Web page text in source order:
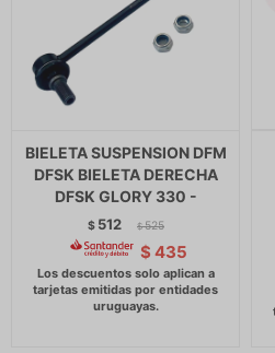
BIELETA SUSPENSION DFM
DFSK BIELETA DERECHA
DFSK GLORY 330 -
$ 512 $ 525
$ 435